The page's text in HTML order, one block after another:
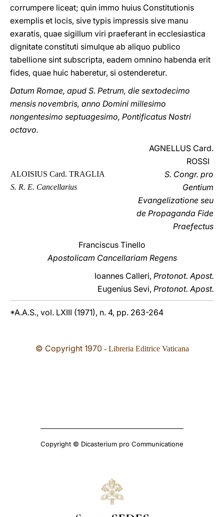
corrumpere liceat; quin immo huius Constitutionis
exemplis et locis, sive typis impressis sive manu
exaratis, quae sigillum viri praeferant in ecclesiastica
dignitate constituti simulque ab aliquo publico
tabellione sint subscripta, eadem omnino habenda erit
fides, quae huic haberetur, si ostenderetur.
Datum Romae, apud S. Petrum, die sextodecimo
mensis novembris, anno Domini millesimo
nongentesimo septuagesimo, Pontificatus Nostri
octavo.
ALOISIUS Card. TRAGLIA
S. R. E. Cancellarius
AGNELLUS Card.
ROSSI
S. Congr. pro
Gentium
Evangelizatione seu
de Propaganda Fide
Praefectus
Franciscus Tinello
Apostolicam Cancellariam Regens
Ioannes Calleri, Protonot. Apost.
Eugenius Sevi, Protonot. Apost.
*A.A.S., vol. LXIII (1971), n. 4, pp. 263-264
© Copyright 1970- Libreria Editrice Vaticana
Copyright © Dicasterium pro Communicatione